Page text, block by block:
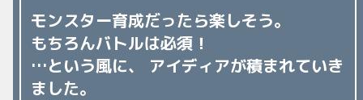
モンスター育成だったら楽しそう。
もちろんバトルは必須！
…という風に、
アイディアが積まれていき
ました。